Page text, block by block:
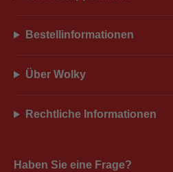
Bestellinformationen
Über Wolky
Rechtliche Informationen
Haben Sie eine Frage?